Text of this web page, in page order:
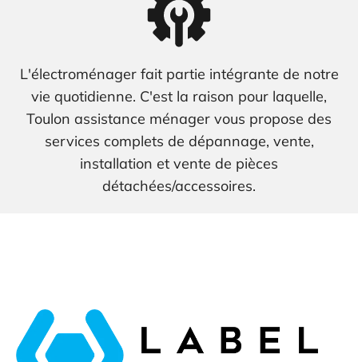
L'électroménager fait partie intégrante de notre
vie quotidienne. C'est la raison pour laquelle,
Toulon assistance ménager vous propose des
services complets de dépannage, vente,
installation et vente de pièces
détachées/accessoires.